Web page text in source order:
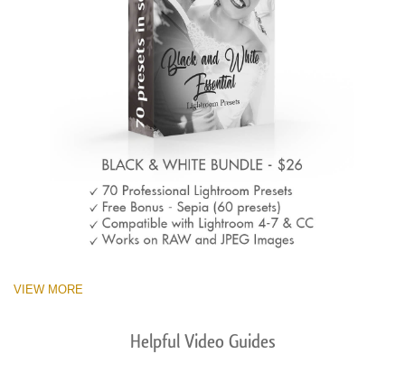
VIEW MORE
Helpful Video Guides